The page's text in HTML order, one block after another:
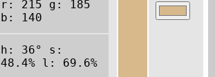
r: 215 g: 185
b: 140
h: 36° s:
48.4% l: 69.6%